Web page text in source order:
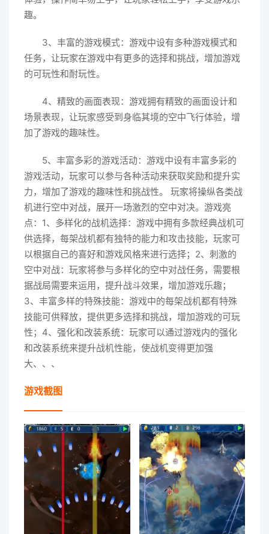
趣。
3、丰富的游戏模式：游戏中设有多种游戏模式和
任务，让玩家在游戏中有更多的选择和挑战，增加游戏
的可玩性和耐玩性。
4、精致的画面表现：游戏拥有精致的画面设计和
场景表现，让玩家感受到身临其境的空中飞行体验，增
加了游戏的趣味性。
5、丰富多彩的游戏活动：游戏中设有丰富多彩的
游戏活动，玩家可以参与各种活动来获取奖励和提升实
力，增加了游戏的趣味性和挑战性。 玩家将操纵各类战
机进行空中对战，展开一场激烈的空中对决。游戏亮
点：1、多样化的战机选择：游戏中拥有多款经典战机可
供选择，每架战机都有独特的能力和攻击技能，玩家可
以根据自己的喜好和游戏风格来进行选择；2、刺激的
空中对战：玩家将参与多样化的空中对战任务，需要根
据战局需要来运用，提升战斗效果，增加游戏乐趣；
3、丰富多样的特殊技能：游戏中的每架战机都有特殊
技能可供释放，提供更多选择和挑战，增加游戏的可玩
性；4、强化和改装系统：玩家可以通过游戏内的强化
和改装系统来提升战机性能，使战机变得更加强
大、、、
游戏截图